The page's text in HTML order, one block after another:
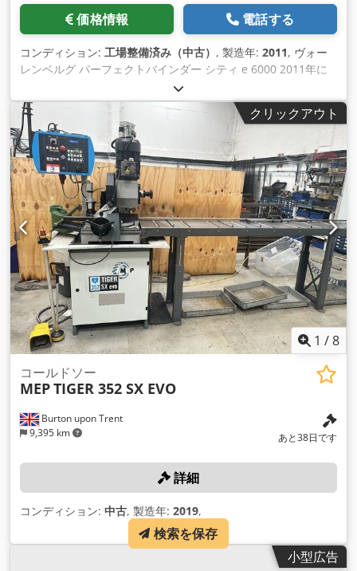
価格情報 電話する
コンディション: 工場整備済み（中古） , 製造年: 2011, ヴォー
レンベルグ パーフェクトバインダー シティ e 6000 2011年に
建てられた - 15 個の括弧 - 手動インストール - 振動ステーショ
ンを備えた入口チャネル - 2つのバック処理ステーション - プレ
メルターを内蔵したホットメルト背接着ユニット - プレメルタ
ーを内蔵したホットメルトサイド接着ユニット - バレル溶解シ
ステムを統合したPURバック接着ユニット - PUR / ホットメル
ト加熱および洗浄ステーション - フラップパンフレットを1回
の操作で作成するためのフロントカッティングステーション
VSS - ロータリー式封筒フィーダー - 2本と4本の溝を備えた折
り目付けステーション プレスステーション2台 - 小型デバイス
（最小 140 x 75 x 2 mm） - アウトレットチャネル Dedpfxot
U Ahqj Afqsck - 横たわる装置
クリックアウト
1 /8
Burton upon Trent
9,395 km
コールドソー
MEPTIGER 352 SX EVO
あと38日です
詳細
コンディション: 中古, 製造年: 2019,
小型広告
検索を保存